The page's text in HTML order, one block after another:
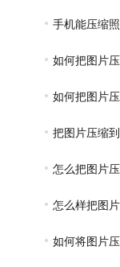
手机能压缩
如何把图片
如何把图片
把图片压缩
怎么把图片
怎么样把图
如何将图片